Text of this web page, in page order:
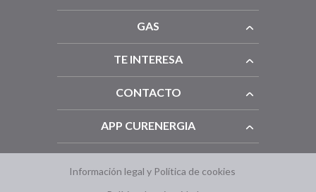
GAS
TE INTERESA
CONTACTO
APP CURENERGIA
Información legal y Política de cookies